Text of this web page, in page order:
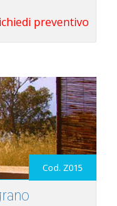
preventivo
Cod. Z015